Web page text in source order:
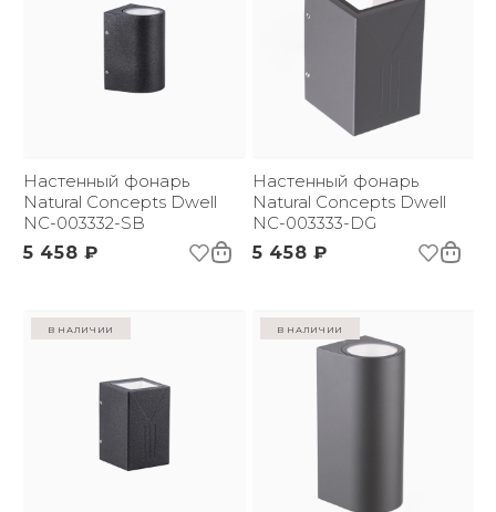
Настенный фонарь
Natural Concepts Dwell
NC-003332-SB
5 458 ₽
Настенный фонарь
Natural Concepts Dwell
NC-003333-DG
5 458 ₽
в наличии в наличии